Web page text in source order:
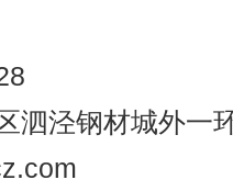
泗泾钢材城外一